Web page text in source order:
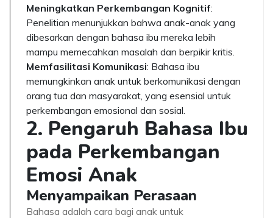
Meningkatkan Perkembangan Kognitif:
Penelitian menunjukkan bahwa anak-anak yang
dibesarkan dengan bahasa ibu mereka lebih
mampu memecahkan masalah dan berpikir kritis.
Memfasilitasi Komunikasi: Bahasa ibu
memungkinkan anak untuk berkomunikasi dengan
orang tua dan masyarakat, yang esensial untuk
perkembangan emosional dan sosial.
2. Pengaruh Bahasa Ibu
pada Perkembangan
Emosi Anak
Menyampaikan Perasaan
Bahasa adalah cara bagi anak untuk